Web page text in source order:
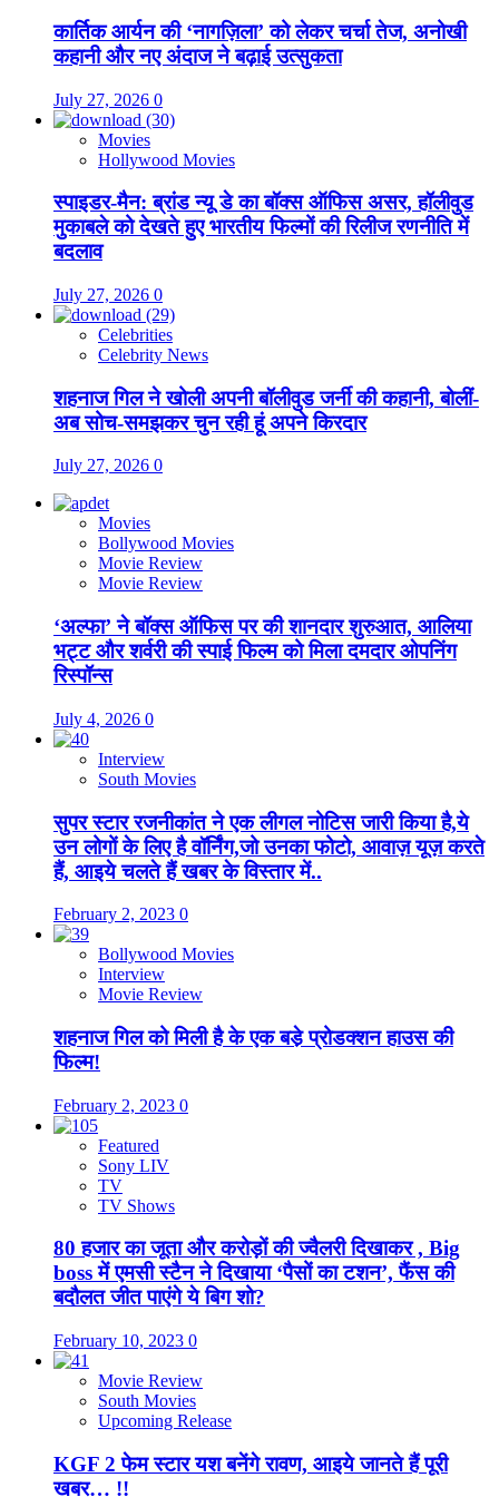
कार्तिक आर्यन की ‘नागज़िला’ को लेकर चर्चा तेज, अनोखी
कहानी और नए अंदाज ने बढ़ाई उत्सुकता
July 27, 2026 0
Movies
Hollywood Movies
स्पाइडर-मैन: ब्रांड न्यू डे का बॉक्स ऑफिस असर, हॉलीवुड
मुकाबले को देखते हुए भारतीय फिल्मों की रिलीज रणनीति में
बदलाव
July 27, 2026 0
Celebrities
Celebrity News
शहनाज गिल ने खोली अपनी बॉलीवुड जर्नी की कहानी, बोलीं-
अब सोच-समझकर चुन रही हूं अपने किरदार
July 27, 2026 0
Movies
Bollywood Movies
Movie Review
Movie Review
‘अल्फा’ ने बॉक्स ऑफिस पर की शानदार शुरुआत, आलिया
भट्ट और शर्वरी की स्पाई फिल्म को मिला दमदार ओपनिंग
रिस्पॉन्स
July 4, 2026 0
Interview
South Movies
सुपर स्टार रजनीकांत ने एक लीगल नोटिस जारी किया है,ये
उन लोगों के लिए है वॉर्निंग,जो उनका फोटो, आवाज़ यूज़ करते
हैं, आइये चलते हैं खबर के विस्तार में..
February 2, 2023 0
Bollywood Movies
Interview
Movie Review
शहनाज गिल को मिली है के एक बडे़ प्रोडक्शन हाउस की
फिल्म!
February 2, 2023 0
Featured
Sony LIV
TV
TV Shows
80 हजार का जूता और करोड़ों की ज्वैलरी दिखाकर , Big
boss में एमसी स्टैन ने दिखाया ‘पैसों का टशन’, फैंस की
बदौलत जीत पाएंगे ये बिग शो?
February 10, 2023 0
Movie Review
South Movies
Upcoming Release
KGF 2 फेम स्टार यश बनेंगे रावण, आइये जानते हैं पूरी
खबर… !!